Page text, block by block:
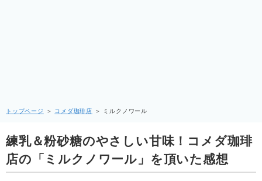
トップページ ＞ コメダ珈琲店 ＞ ミルクノワール
練乳＆粉砂糖のやさしい甘味！コメダ珈琲
店の「ミルクノワール」を頂いた感想